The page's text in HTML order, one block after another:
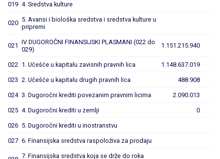
019 4. Sredstva kulture
020 5. Avansi i biološka sredstva i sredstva kulture u
pripremi
021 IV DUGOROČNI FINANSIJSKI PLASMANI (022 do
029)
1.151.215.940
022 1. Učešće u kapitalu zavisnih pravnih lica 1.148.637.019
023 2. Učešće u kapitalu drugih pravnih lica 488.908
024 3. Dugoročni krediti povezanim pravnim licima 2.090.013
025 4. Dugoročni krediti u zemlji 0
026 5. Dugoročni krediti u inostranstvu
027 6. Finansijska sredstva raspoloživa za prodaju
7. Finansijska sredstva koja se drže do roka